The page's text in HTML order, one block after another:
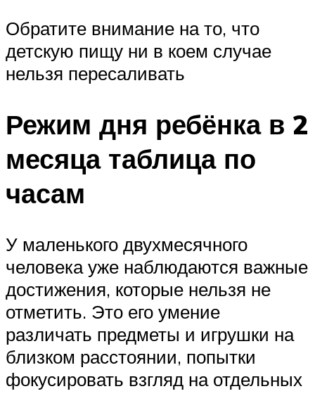
Обратите внимание на то, что
детскую пищу ни в коем случае
нельзя пересаливать
Режим дня ребёнка в 2
месяца таблица по
часам
У маленького двухмесячного
человека уже наблюдаются важные
достижения, которые нельзя не
отметить. Это его умение
различать предметы и игрушки на
близком расстоянии, попытки
фокусировать взгляд на отдельных